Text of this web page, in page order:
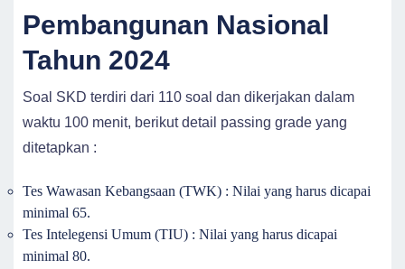
Pembangunan Nasional
Tahun 2024
Soal SKD terdiri dari 110 soal dan dikerjakan dalam
waktu 100 menit, berikut detail passing grade yang
ditetapkan :
Tes Wawasan Kebangsaan (TWK) : Nilai yang harus dicapai
minimal 65.
Tes Intelegensi Umum (TIU) : Nilai yang harus dicapai
minimal 80.